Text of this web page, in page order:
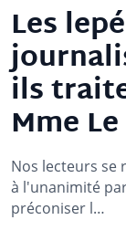
Les
ils
Mme
Nos lecteurs se
à l'unanimité
préconiser l…